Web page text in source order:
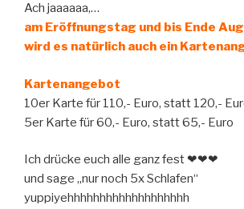
Ach jaaaaaa,…
am Eröffnungstag und bis Ende
wird es natürlich auch ein
Kartenangebot
10er Karte für 110,- Euro, statt 120,-
5er Karte für 60,- Euro, statt 65,- Euro
Ich drücke euch alle ganz fest ❤❤❤
und sage „nur noch 5x Schlafen“
yuppiyehhhhhhhhhhhhhhhhhhh